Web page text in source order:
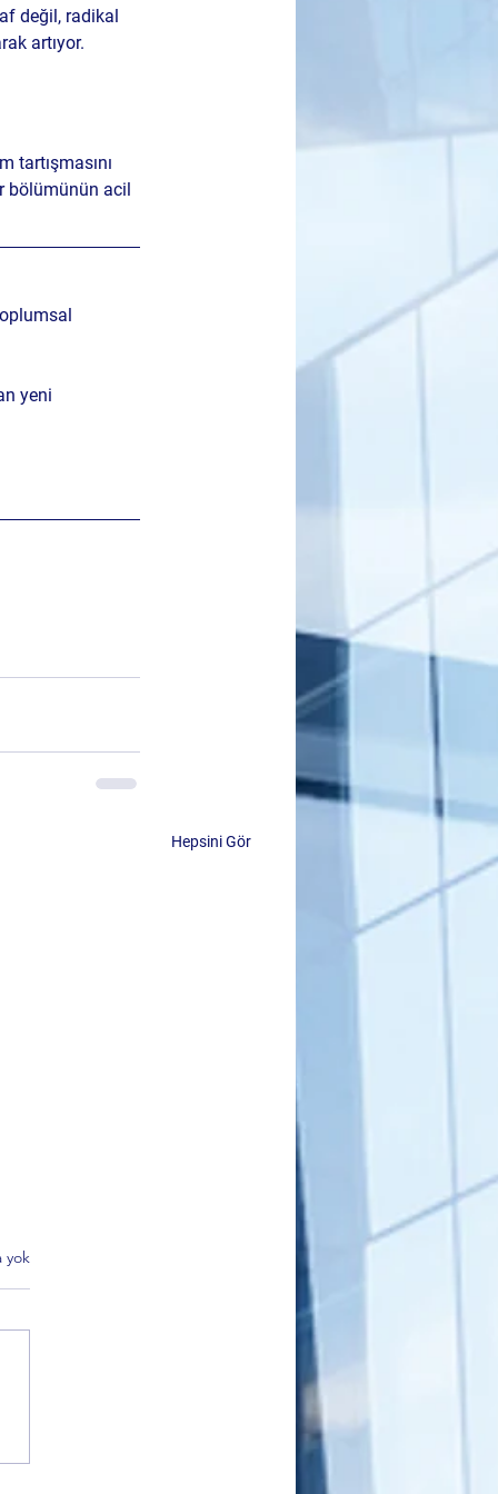
değil, radikal
artıyor.
tartışmasını
bölümünün acil
yeni
Hepsini Gör
yok